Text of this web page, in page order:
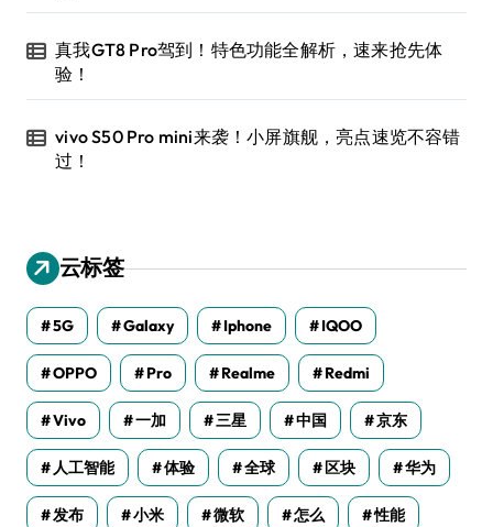
真我GT8 Pro驾到！特色功能全解析，速来抢先体
验！
vivo S50 Pro mini来袭！小屏旗舰，亮点速览不容错
过！
云标签
5G Galaxy Iphone IQOO
OPPO Pro Realme Redmi
Vivo 一加 三星 中国 京东
人工智能 体验 全球 区块 华为
发布 小米 微软 怎么 性能